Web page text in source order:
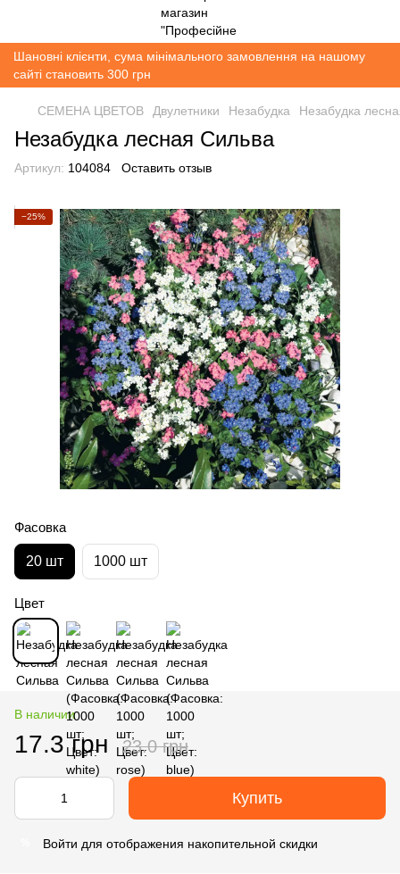
Шановні клієнти, сума мінімального замовлення на нашому
сайті становить 300 грн
СЕМЕНА ЦВЕТОВ Двулетники Незабудка Незабудка
Незабудка лесная Сильва
Артикул: 104084 Оставить отзыв
−25%
Фасовка
20 шт 1000 шт
Цвет
В наличии
17.3 грн 23.0 грн
Купить
Войти для отображения накопительной скидки